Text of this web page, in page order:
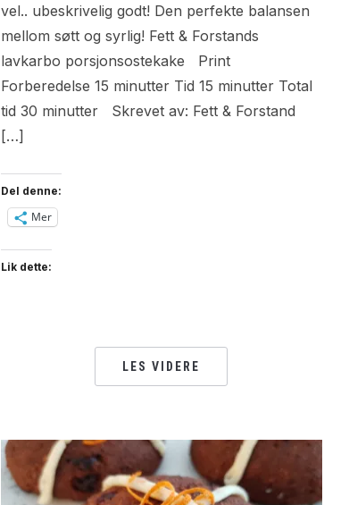
vel.. ubeskrivelig godt! Den perfekte balansen
mellom søtt og syrlig! Fett & Forstands
lavkarbo porsjonsostekake Print
Forberedelse 15 minutter Tid 15 minutter Total
tid 30 minutter Skrevet av: Fett & Forstand
[…]
Del denne:
Mer
Lik dette:
LES VIDERE